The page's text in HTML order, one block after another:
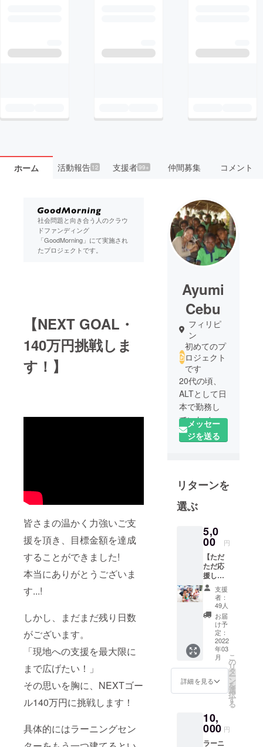
ホーム 活動報告12 支援者99+ 仲間募集 コメント
社会問題と向き合う人のクラウ
ドファンディング
「GoodMorning」にて実施され
たプロジェクトです。
【NEXT GOAL・
140万円挑戦しま
す！】
皆さまの温かく力強いご支
援を頂き、目標金額を達成
することができました!
本当にありがとうございま
す...!
しかし、まだまだ残り日数
がございます。
「現地への支援を最大限に
まで広げたい！」
その思いを胸に、NEXTゴー
ル140万円に挑戦します！
具体的にはラーニングセン
Ayumi
Cebu
フィリピ
ン
初めてのプ
ロジェクト
です
20代の頃、
ALTとして日
本で勤務し
ていたメン
バーと英語
でチャリ
ルを公演し
ニューギニ
建設および
教育支援を
様々な国か
らきた同年
代の仲間た
ちが、日本
を代表して
第三の国へ
支援を行う
という行動
力に影響さ
て留学を決
意。帰国
後、英会話
メッセー
ジを送る
リターンを
選ぶ
5,0
00 円
【ただ
ただ応
援して
くださ
る方
に！】
・支援
地から
の子ど
もたち
の声、
お礼の
メール
をお送
りさせ
す。 ※
いただ
いたご
支援金
支援
者：
49人
お届
け予
定：
2022
年03
月
詳細を見る
こ
の
リ
タ
ー
ン
を
選
択
す
る
10,
000 円
ラーニ